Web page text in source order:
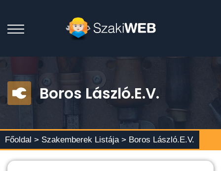
Boros László.E.V.
Főoldal > Szakemberek Listája > Boros László.E.V.